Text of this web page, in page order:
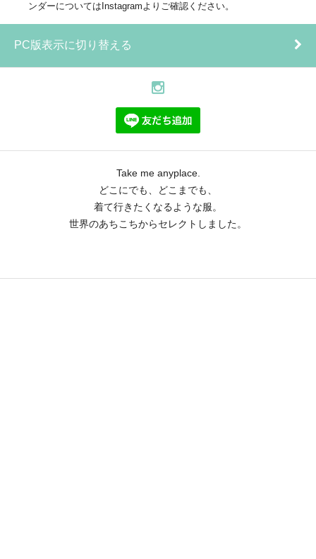
ンダーについてはInstagramよりご確認ください。
PC版表示に切り替える
Take me anyplace.
どこにでも、どこまでも、
着て行きたくなるような服。
世界のあちこちからセレクトしました。